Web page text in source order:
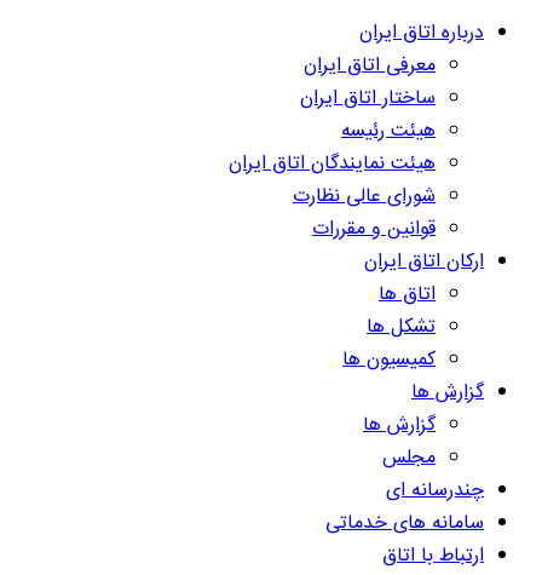
درباره اتاق ایران
معرفی اتاق ایران
ساختار اتاق ایران
هیئت رئیسه
هیئت نمایندگان اتاق ایران
شورای عالی نظارت
قوانین و مقررات
ارکان اتاق ایران
اتاق ها
تشکل ها
کمیسیون ها
گزارش ها
گزارش ها
مجلس
چندرسانه ای
سامانه های خدماتی
ارتباط با اتاق